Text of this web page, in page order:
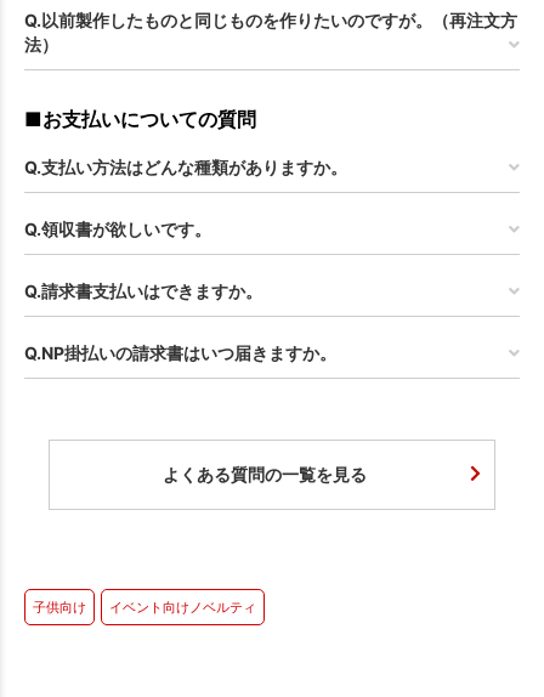
Q.以前製作したものと同じものを作りたいのですが。（再注文方
法）
■お支払いについての質問
Q.支払い方法はどんな種類がありますか。
Q.領収書が欲しいです。
Q.請求書支払いはできますか。
Q.NP掛払いの請求書はいつ届きますか。
よくある質問の一覧を見る
子供向け イベント向けノベルティ